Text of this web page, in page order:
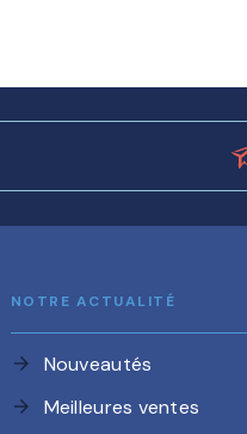
NOTRE ACTUALITÉ
arrow_forward Nouveautés
arrow_forward Meilleures ventes